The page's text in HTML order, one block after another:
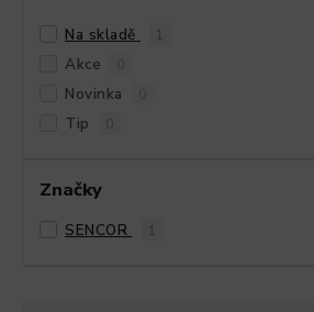
Na skladě 1
Akce
Novinka
Tip
Značky
SENCOR 1